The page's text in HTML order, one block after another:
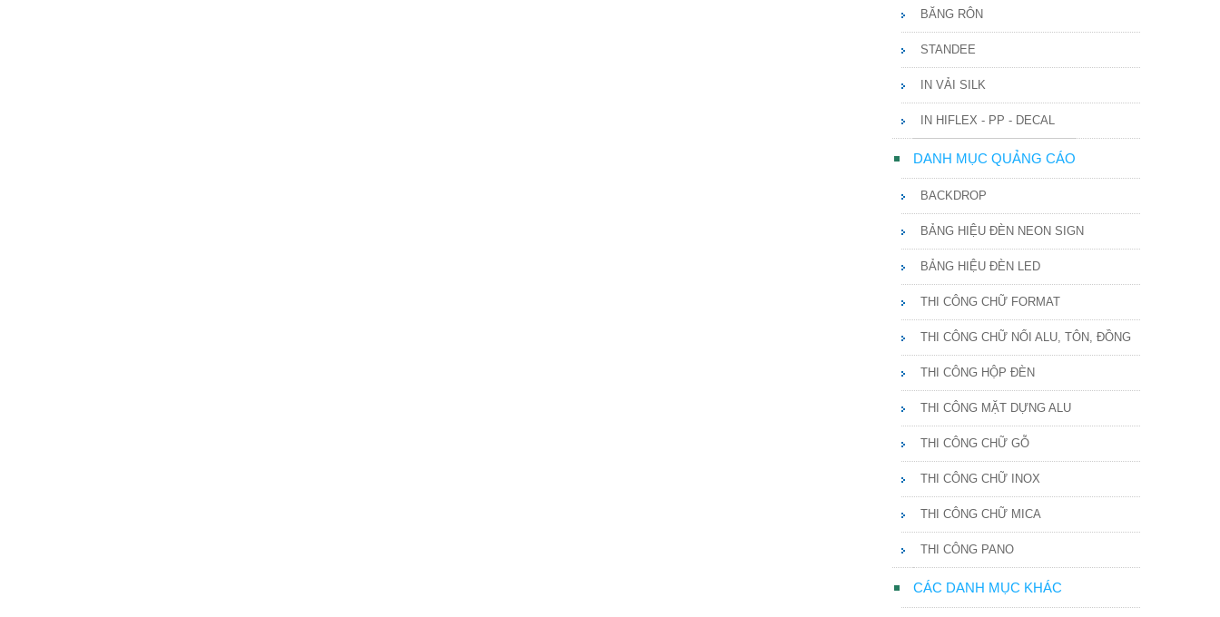
BĂNG RÔN
STANDEE
IN VẢI SILK
IN HIFLEX - PP - DECAL
DANH MỤC QUẢNG CÁO
BACKDROP
BẢNG HIỆU ĐÈN NEON SIGN
BẢNG HIỆU ĐÈN LED
THI CÔNG CHỮ FORMAT
THI CÔNG CHỮ NỔI ALU, TÔN, ĐỒNG
THI CÔNG HỘP ĐÈN
THI CÔNG MẶT DỰNG ALU
THI CÔNG CHỮ GỖ
THI CÔNG CHỮ INOX
THI CÔNG CHỮ MICA
THI CÔNG PANO
CÁC DANH MỤC KHÁC